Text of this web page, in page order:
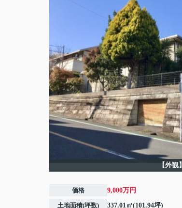
【外観】
価格 9,000万円
土地面積(坪数) 337.01㎡(101.94坪)